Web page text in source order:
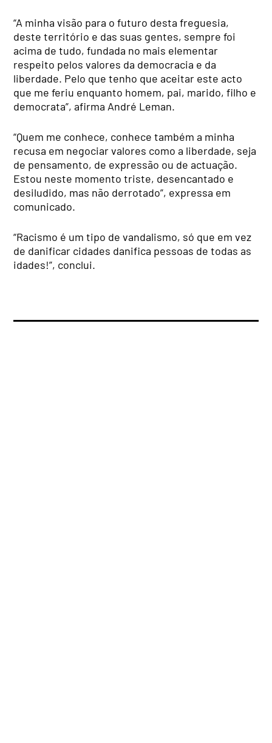
“A minha visão para o futuro desta freguesia,
deste território e das suas gentes, sempre foi
acima de tudo, fundada no mais elementar
respeito pelos valores da democracia e da
liberdade. Pelo que tenho que aceitar este acto
que me feriu enquanto homem, pai, marido, filho e
democrata”, afirma André Leman.
“Quem me conhece, conhece também a minha
recusa em negociar valores como a liberdade, seja
de pensamento, de expressão ou de actuação.
Estou neste momento triste, desencantado e
desiludido, mas não derrotado”, expressa em
comunicado.
“Racismo é um tipo de vandalismo, só que em vez
de danificar cidades danifica pessoas de todas as
idades!”, conclui.